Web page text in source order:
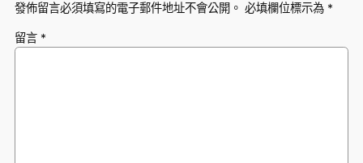
發佈留言必須填寫的電子郵件地址不會公開。 必填欄位標示為 *
留言 *